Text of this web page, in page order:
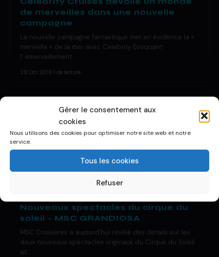
Gérer le consentement aux
cookies
Nous utilisons des cookies pour optimiser notre site web et notre
service.
Tous les cookies
Refuser
de merveilles dans une nouvelle
campagne
La nouvelle campagne fantastique met en évidence la «
merveille » de la mer avec Celebrity Evoquant
l’ émerveillement…
29 Oct 2019 1 de lecture
Nouveaux spectacles du cirque du
soleil – MSC GRANDIOSA
MSC Croisières a aujourd’hui révélé des détails sur les
deux nouveaux spectacles originaux du Cirque du Soleil
at…